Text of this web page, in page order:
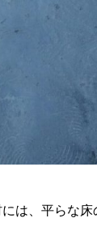
は、平らな